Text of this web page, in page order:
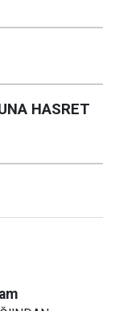
HASRET